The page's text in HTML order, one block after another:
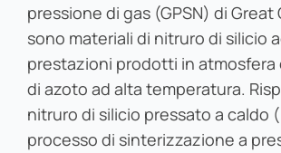
pressione di gas (GPSN) di Great
sono materiali di nitruro di silicio
prestazioni prodotti in atmosfera
di azoto ad alta temperatura.
nitruro di silicio pressato a caldo
processo di sinterizzazione a